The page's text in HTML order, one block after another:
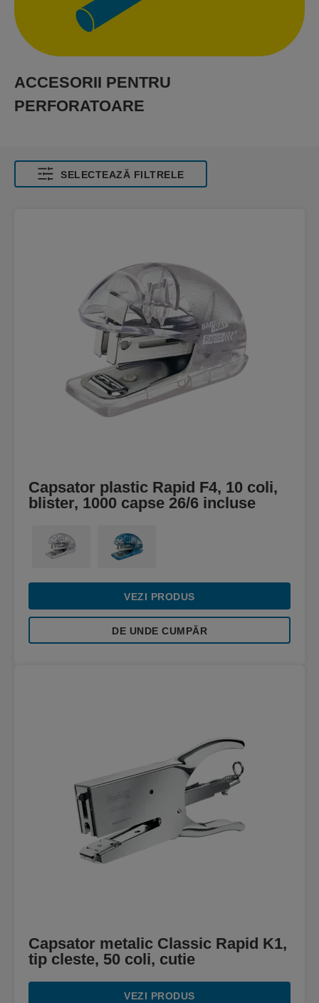
ACCESORII PENTRU
PERFORATOARE
SELECTEAZĂ FILTRELE
Capsator plastic Rapid F4, 10 coli,
blister, 1000 capse 26/6 incluse
VEZI PRODUS
DE UNDE CUMPĂR
Capsator metalic Classic Rapid K1,
tip cleste, 50 coli, cutie
VEZI PRODUS